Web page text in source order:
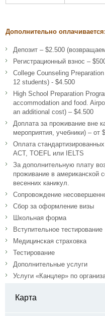
Дополнительно оплачивается:
Депозит – $2.500
Регистрационный взнос –
College Counseling
12 students) - $4.500
High School Preparation
accommodation and food.
an additional cost) – $4.500
Доплата за проживание вне
мероприятия, учебники) – от
Оплата
ACT, TOEFL или IELTS
За дополнительную плату
проживание в американской
весенних каникул.
Сопровождение
Сбор за оформление визы
Школьная форма
Вступительное тестирование
Медицинская страховка
Тестирование
Дополнительные услуги
Услуги «Канцлер» по
Карта